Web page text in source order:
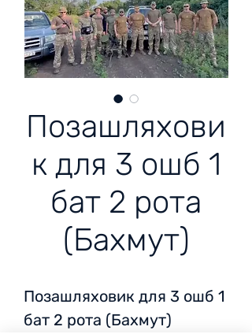
Позашляхови
к для 3 ошб 1
бат 2 рота
(Бахмут)
Позашляховик для 3 ошб 1
бат 2 рота (Бахмут)